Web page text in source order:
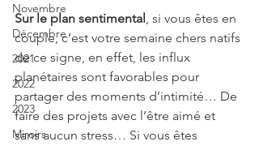
Novembre
Décembre
2021
2022
2023
Miroirs
Sur le plan sentimental , si vous êtes en
couple, c’est votre semaine chers natifs
de ce signe, en effet, les influx
planétaires sont favorables pour
partager des moments d’intimité… De
faire des projets avec l’être aimé et
sans aucun stress… Si vous êtes